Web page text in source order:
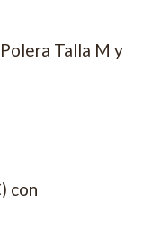
Talla M y
con